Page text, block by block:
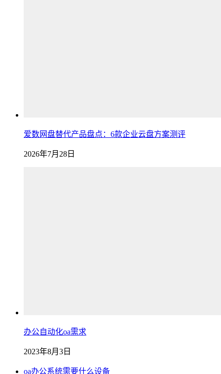
爱数网盘替代产品盘点：6款企业云盘方案测评
2026年7月28日
办公自动化oa需求
2023年8月3日
oa办公系统需要什么设备